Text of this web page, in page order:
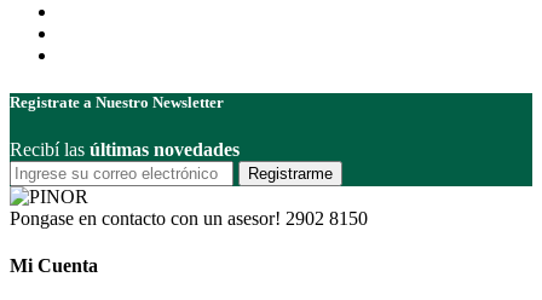
Registrate a Nuestro Newsletter
Recibí las últimas novedades
Registrarme
Pongase en contacto con un asesor! 2902 8150
Mi Cuenta